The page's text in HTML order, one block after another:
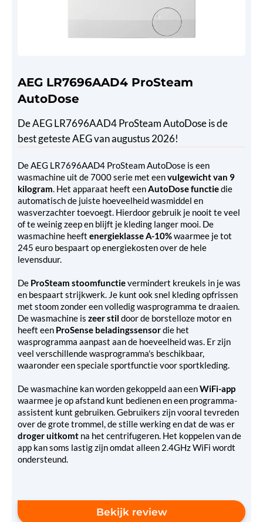
AEG LR7696AAD4 ProSteam
AutoDose
De AEG LR7696AAD4 ProSteam AutoDose is de
best geteste AEG van augustus 2026!
De AEG LR7696AAD4 ProSteam AutoDose is een
wasmachine uit de 7000 serie met eenvulgewicht van 9
kilogram. Het apparaat heeft eenAutoDose functiedie
automatisch de juiste hoeveelheid wasmiddel en
wasverzachter toevoegt. Hierdoor gebruik je nooit te veel
of te weinig zeep en blijft je kleding langer mooi. De
wasmachine heeft energieklasse A-10%waarmee je tot
245 euro bespaart op energiekosten over de hele
levensduur.
De ProSteam stoomfunctievermindert kreukels in je was
en bespaart strijkwerk. Je kunt ook snel kleding opfrissen
met stoom zonder een volledig wasprogramma te draaien.
De wasmachine is zeer stil door de borstelloze motor en
heeft een ProSense beladingssensordie het
wasprogramma aanpast aan de hoeveelheid was. Er zijn
veel verschillende wasprogramma's beschikbaar,
waaronder een speciale sportfunctie voor sportkleding.
De wasmachine kan worden gekoppeld aan eenWiFi-app
waarmee je op afstand kunt bedienen en een programma-
assistent kunt gebruiken. Gebruikers zijn vooral tevreden
over de grote trommel, de stille werking en dat de was er
droger uitkomt na het centrifugeren. Het koppelen van de
app kan soms lastig zijn omdat alleen 2.4GHz WiFi wordt
ondersteund.
Bekijk review